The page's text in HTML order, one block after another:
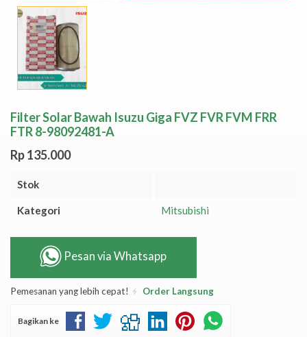
Filter Solar Bawah Isuzu Giga FVZ FVR FVM FRR
FTR 8-98092481-A
Rp 135.000
Stok
Kategori Mitsubishi
Pesan via Whatsapp
Pemesanan yang lebih cepat! Order Langsung
Bagikan ke